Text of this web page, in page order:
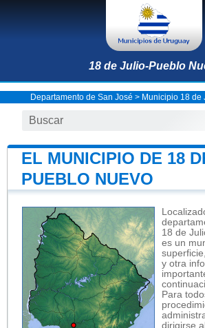
18 de Julio-Pueblo
Departamento de San José > Municipio 18 de
EL MUNICIPIO DE 18
PUEBLO NUEVO
18 de
es un
y otra
Para
dirigirse